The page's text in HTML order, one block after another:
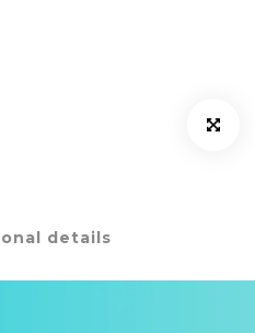
details